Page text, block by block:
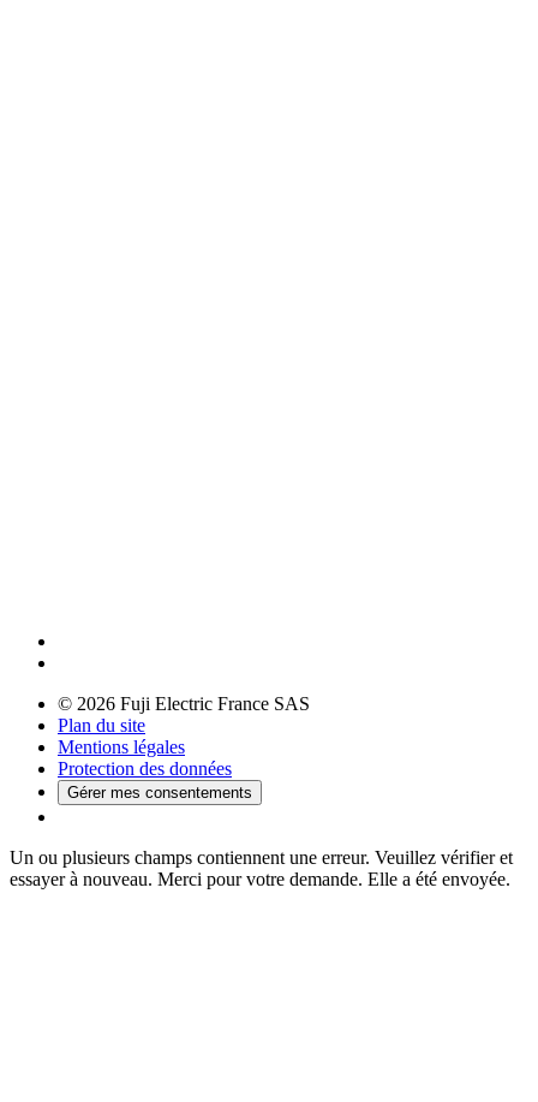
© 2026 Fuji Electric France SAS
Plan du site
Mentions légales
Protection des données
Gérer mes consentements
Un ou plusieurs champs contiennent une erreur. Veuillez vérifier et
essayer à nouveau. Merci pour votre demande. Elle a été envoyée.